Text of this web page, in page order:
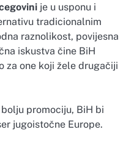
je u usponu i
tradicionalnim
raznolikost, povijesna
iskustva čine BiH
za one koji žele drugačiji
promociju, BiH bi
jugoistočne Europe.